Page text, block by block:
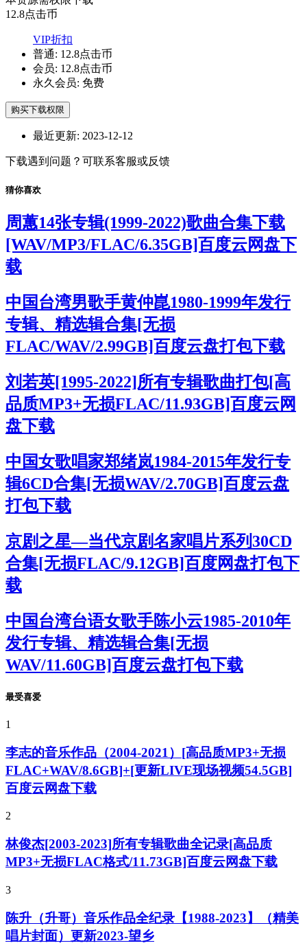
12.8点击币
VIP折扣
普通: 12.8点击币
会员: 12.8点击币
永久会员: 免费
购买下载权限
最近更新: 2023-12-12
下载遇到问题？可联系客服或反馈
猜你喜欢
周蕙14张专辑(1999-2022)歌曲合集下载
[WAV/MP3/FLAC/6.35GB]百度云网盘下
载
中国台湾男歌手黄仲崑1980-1999年发行
专辑、精选辑合集[无损
FLAC/WAV/2.99GB]百度云盘打包下载
刘若英[1995-2022]所有专辑歌曲打包[高
品质MP3+无损FLAC/11.93GB]百度云网
盘下载
中国女歌唱家郑绪岚1984-2015年发行专
辑6CD合集[无损WAV/2.70GB]百度云盘
打包下载
京剧之星—当代京剧名家唱片系列30CD
合集[无损FLAC/9.12GB]百度网盘打包下
载
中国台湾台语女歌手陈小云1985-2010年
发行专辑、精选辑合集[无损
WAV/11.60GB]百度云盘打包下载
最受喜爱
1
李志的音乐作品（2004-2021）[高品质MP3+无损
FLAC+WAV/8.6GB]+[更新LIVE现场视频54.5GB]
百度云网盘下载
2
林俊杰[2003-2023]所有专辑歌曲全记录[高品质
MP3+无损FLAC格式/11.73GB]百度云网盘下载
3
陈升（升哥）音乐作品全纪录【1988-2023】（精美
唱片封面）更新2023-望乡